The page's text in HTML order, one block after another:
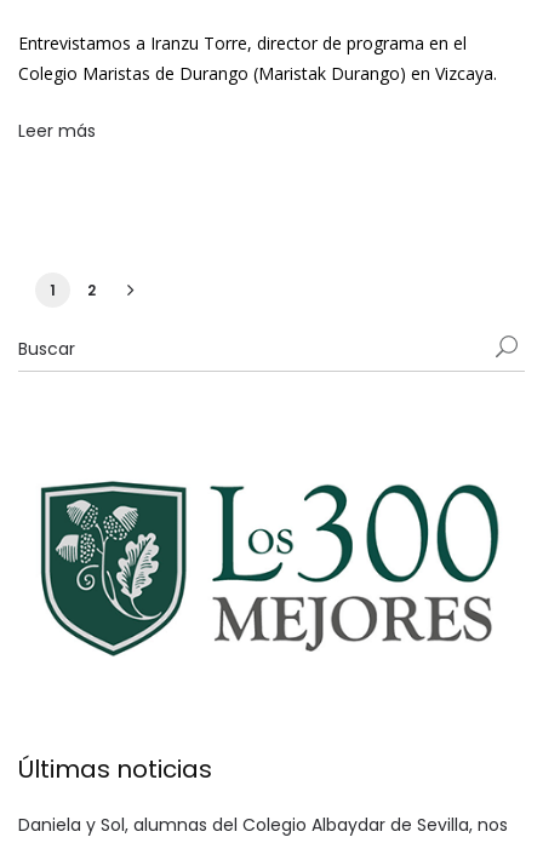
Entrevistamos a Iranzu Torre, director de programa en el
Colegio Maristas de Durango (Maristak Durango) en Vizcaya.
Leer más
1 2
Últimas noticias
Daniela y Sol, alumnas del Colegio Albaydar de Sevilla, nos